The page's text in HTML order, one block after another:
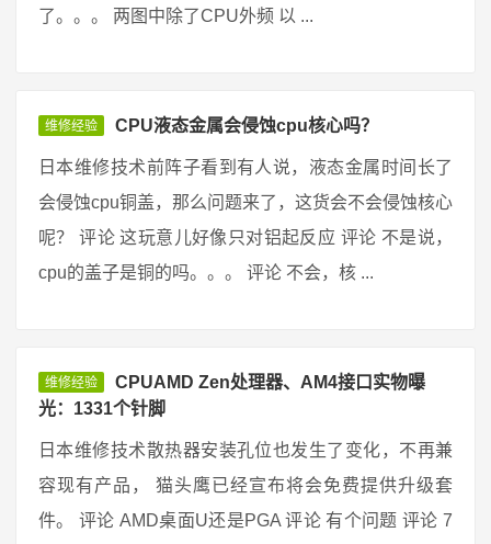
了。。。 两图中除了CPU外频 以 ...
维修经验 CPU液态金属会侵蚀cpu核心吗？
日本维修技术前阵子看到有人说，液态金属时间长了
会侵蚀cpu铜盖，那么问题来了，这货会不会侵蚀核心
呢？ 评论 这玩意儿好像只对铝起反应 评论 不是说，
cpu的盖子是铜的吗。。。 评论 不会，核 ...
维修经验
CPUAMD Zen处理器、AM4接口实物曝
光：1331个针脚
日本维修技术散热器安装孔位也发生了变化，不再兼
容现有产品， 猫头鹰已经宣布将会免费提供升级套
件。 评论 AMD桌面U还是PGA 评论 有个问题 评论 7